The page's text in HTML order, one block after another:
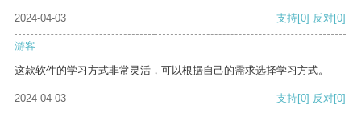
2024-04-03
支持[0] 反对[0]
游客
这款软件的学习方式非常灵活，可以根据自己的需求选择学习方式。
2024-04-03 支持[0] 反对[0]